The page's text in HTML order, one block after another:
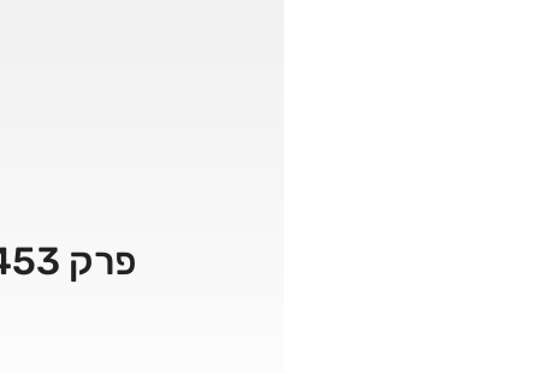
פרק 453 – מברשת שיניים המיוחדת לשבת – המשך